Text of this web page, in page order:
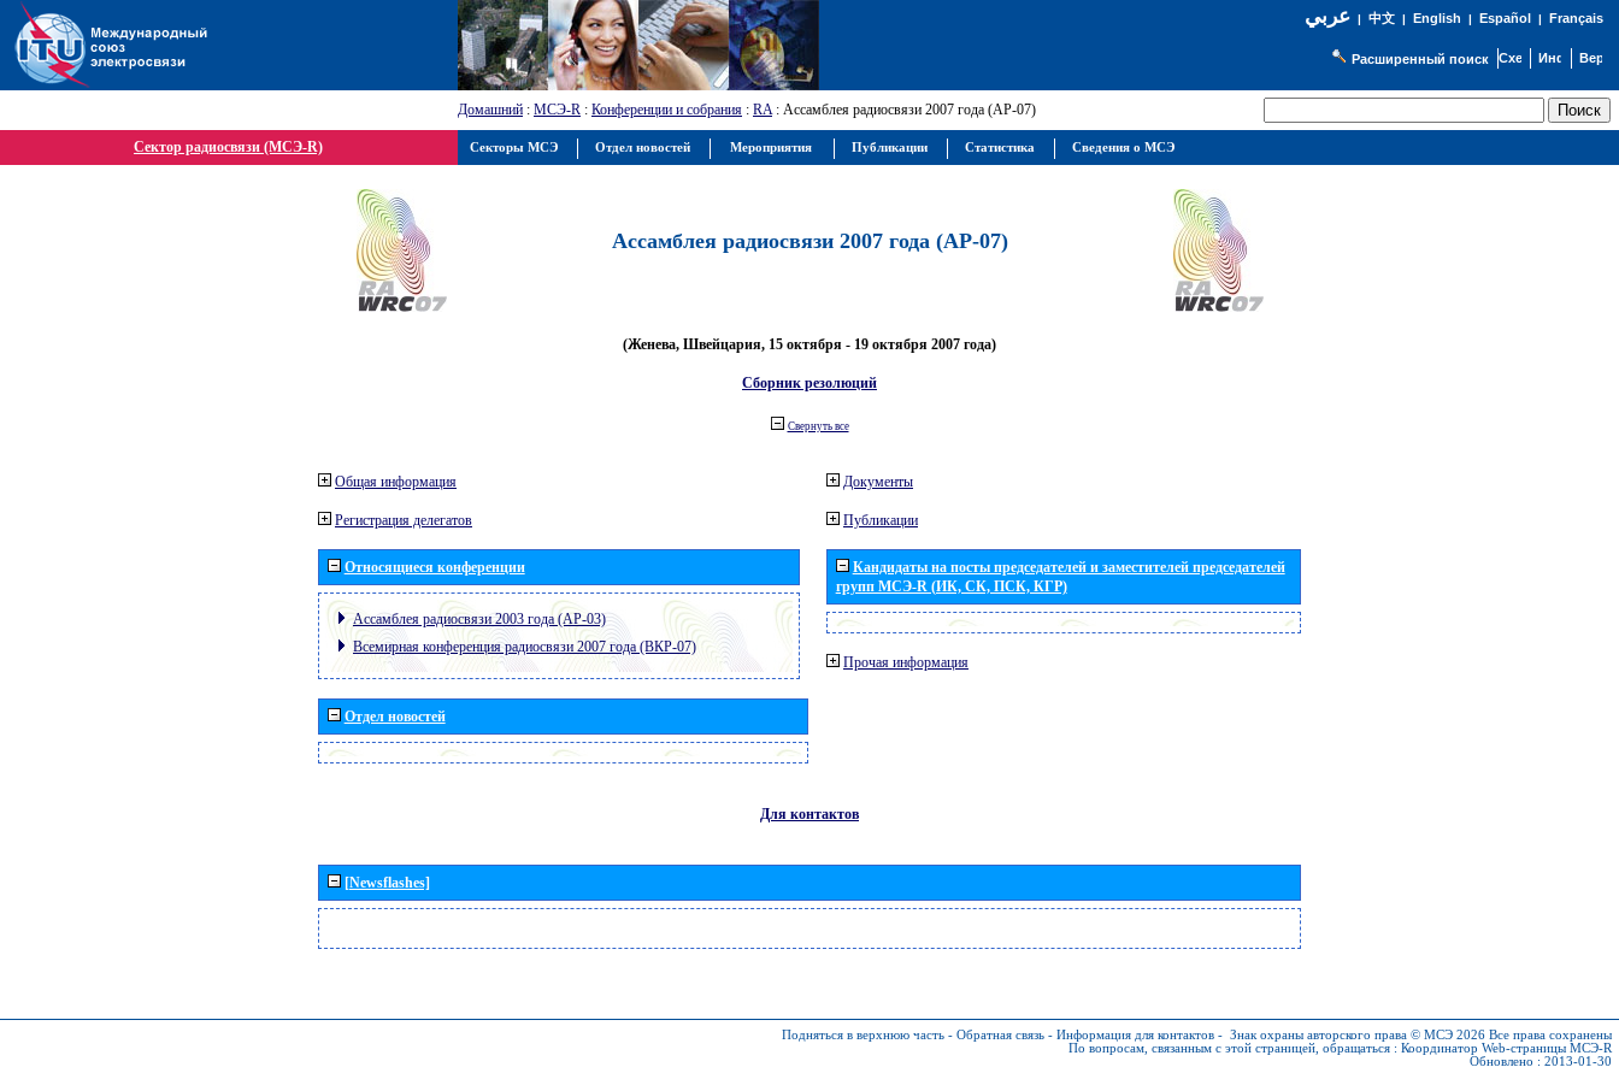
عربي| 中文| English | Español | Français
Расширенный поиск
Домашний : МСЭ-R : Конференции и собрания : RA: Ассамблея радиосвязи 2007 года (АР-07)
Сектор радиосвязи (МСЭ-R)
Ассамблея радиосвязи 2007 года (АР-07)
(Женева, Швейцария, 15 октября - 19 октября 2007 года)
Сборник резолюций
Свернуть все
Общая информация
Регистрация делегатов
Относящиеся конференции
Ассамблея радиосвязи 2003 года (АР-03)
Всемирная конференция радиосвязи 2007 года (ВКР-07)
Отдел новостей
Документы
Публикации
Кандидаты на посты председателей и заместителей председателей
групп МСЭ-R (ИК, СК, ПСК, КГР)
Прочая информация
Для контактов
[Newsflashes]
Подняться в верхнюю часть - Обратная связь - Информация для контактов - Знак охраны авторского права © МСЭ 2026 Все права сохранены
По вопросам, связанным с этой страницей, обращаться : Координатор Web-страницы МСЭ-R
Обновлено : 2013-01-30
Секторы МСЭ Отдел новостей Мероприятия Публикации Статистика Сведения о МСЭ